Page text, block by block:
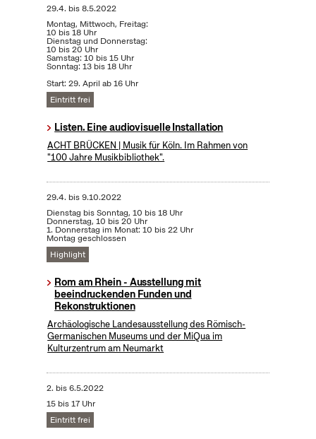
29.4. bis8.5.2022
Montag, Mittwoch, Freitag:
10 bis 18 Uhr
Dienstag und Donnerstag:
10 bis 20 Uhr
Samstag: 10 bis 15 Uhr
Sonntag: 13 bis 18 Uhr
Start: 29. April ab 16 Uhr
Eintritt frei
Listen. Eine audiovisuelle Installation
ACHT BRÜCKEN | Musik für Köln. Im Rahmen von
"100 Jahre Musikbibliothek".
29.4. bis9.10.2022
Dienstag bis Sonntag, 10 bis 18 Uhr
Donnerstag, 10 bis 20 Uhr
1. Donnerstag im Monat: 10 bis 22 Uhr
Montag geschlossen
Highlight
Rom am Rhein - Ausstellung mit
beeindruckenden Funden und
Rekonstruktionen
Archäologische Landesausstellung des Römisch-
Germanischen Museums und der MiQua im
Kulturzentrum am Neumarkt
2. bis6.5.2022
15 bis 17 Uhr
Eintritt frei